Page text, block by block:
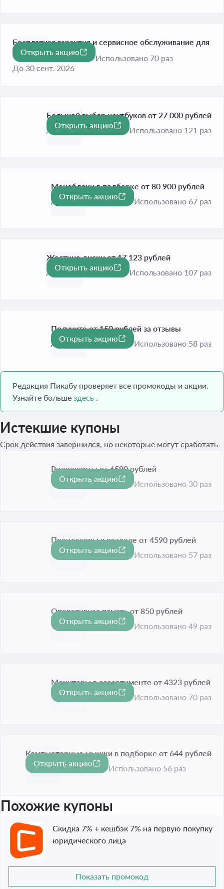
Бесплатная гарантия и сервисное обслуживание для
ПК
До 30 сент. 2026
Открыть акцию
Использовано 70 раз
Большой выбор ноутбуков от 27 000 рублей
До 30 сент. 2026
Открыть акцию
Использовано 121 раз
Моноблоки в подборке от 80 900 рублей
До 30 сент. 2026
Открыть акцию
Использовано 67 раз
Жесткие диски от 17 123 рублей
До 30 сент. 2026
Открыть акцию
Использовано 107 раз
Получите от 150 рублей за отзывы
До 30 сент. 2026
Открыть акцию
Использовано 58 раз
Редакция Пикабу проверяет все промокоды и акции.
Узнайте больше здесь .
Истекшие купоны
Срок действия завершился, но некоторые могут сработать
Видеокарты от 6590 рублей
Срок акции истёк
Открыть акцию
Использовано 30 раз
Процессоры в разделе от 4590 рублей
Срок акции истёк
Открыть акцию
Использовано 57 раз
Оперативная память от 850 рублей
Срок акции истёк
Открыть акцию
Использовано 49 раз
Мониторы в ассортименте от 4323 рублей
Срок акции истёк
Открыть акцию
Использовано 70 раз
Компьютерные мышки в подборке от 644 рублей
Срок акции истёк
Открыть акцию
Использовано 56 раз
Похожие купоны
Скидка 7% + кешбэк 7% на первую покупку
юридического лица
Показать промокод